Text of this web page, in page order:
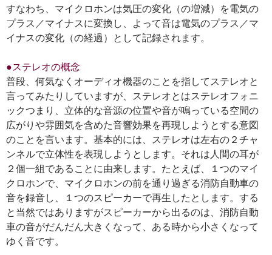
すなわち、マイクロホンは気圧の変化（の増減）を電気の
プラス／マイナスに変換し、よって音は電気のプラス／マ
イナスの変化（の経過）として記録されます。
●ステレオの概念
普段、何気なくオーディオ機器のことを指してステレオと
言ってみたりしていますが、ステレオとはステレオフォニ
ックつまり、立体的な音源の位置や音が鳴っている空間の
広がりや雰囲気を含めた音響効果を再現しようとする意図
のことを言います。基本的には、ステレオは左右の２チャ
ンネルで立体性を表現しようとします。それは人間の耳が
２個一組であることに由来します。たとえば、１つのマイ
クロホンで、マイクロホンの前を通り過ぎる消防自動車の
音を録音し、１つのスピーカーで再生したとします。する
と当然ではありますがスピーカーから出るのは、消防自動
車の音がだんだん大きくなって、ある時から小さくなって
ゆく音です。